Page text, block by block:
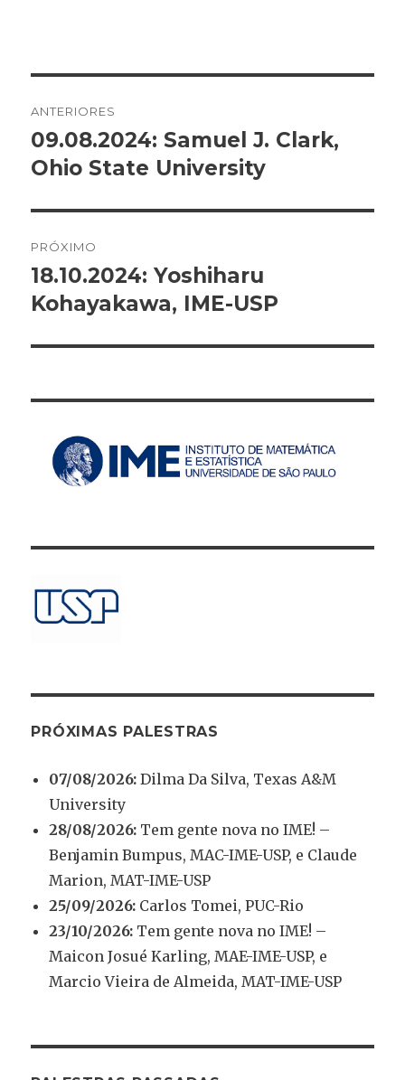
de
Post
ANTERIORES
Post
anterior:
09.08.2024: Samuel J. Clark,
Ohio State University
PRÓXIMO
Próximo
post:
18.10.2024: Yoshiharu
Kohayakawa, IME-USP
PRÓXIMAS PALESTRAS
07/08/2026: Dilma Da Silva, Texas A&M
University
28/08/2026: Tem gente nova no IME! –
Benjamin Bumpus, MAC-IME-USP, e Claude
Marion, MAT-IME-USP
25/09/2026: Carlos Tomei, PUC-Rio
23/10/2026: Tem gente nova no IME! –
Maicon Josué Karling, MAE-IME-USP, e
Marcio Vieira de Almeida, MAT-IME-USP